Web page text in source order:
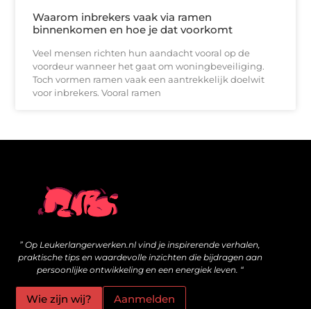
Waarom inbrekers vaak via ramen
binnenkomen en hoe je dat voorkomt
Veel mensen richten hun aandacht vooral op de
voordeur wanneer het gaat om woningbeveiliging.
Toch vormen ramen vaak een aantrekkelijk doelwit
voor inbrekers. Vooral ramen
” Op Leukerlangerwerken.nl vind je inspirerende verhalen,
praktische tips en waardevolle inzichten die bijdragen aan
persoonlijke ontwikkeling en een energiek leven. “
Wie zijn wij? Aanmelden